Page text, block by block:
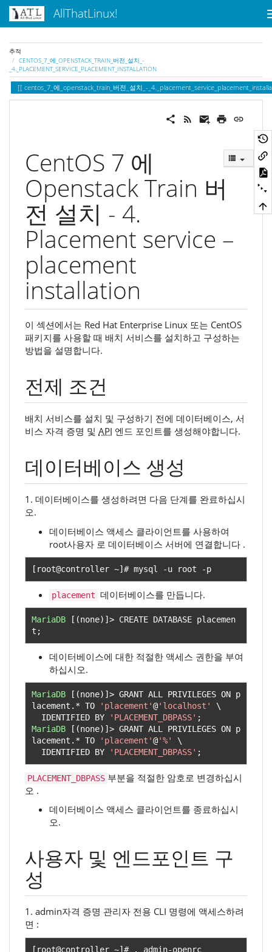
AllThatLinux!
추적
CENTOS_7_에_OPENSTACK_TRAIN_버전_설치_-
_4._PLACEMENT_SERVICE_PLACEMENT_INSTALLATION
centos_7_에_openstack_train_버전_설치_-
CentOS 7 에
Openstack Train 버
전 설치 - 4.
Placement service –
placement
installation
이 섹션에서는 Red Hat Enterprise Linux 또는 CentOS
패키지를 사용할 때 배치 서비스를 설치하고 구성하는
방법을 설명합니다.
전제 조건
배치 서비스를 설치 및 구성하기 전에 데이터베이스, 서
비스 자격 증명 및 API 엔드 포인트를 생성해야합니다.
데이터베이스 생성
1. 데이터베이스를 생성하려면 다음 단계를 완료하십시
오.
데이터베이스 액세스 클라이언트를 사용하여
root사용자 로 데이터베이스 서버에 연결합니다 .
[ root@controller ~]# mysql -u root -p
placement 데이터베이스를 만듭니다.
MariaDB [(none)]> CREATE DATABASE placemen
t ;
데이터베이스에 대한 적절한 액세스 권한을 부여
하십시오.
MariaDB [(none)]> GRANT ALL PRIVILEGES ON p
lacement .* TO 'placement'@'localhost'
\
  IDENTIFIED BY
'PLACEMENT_DBPASS' ;
MariaDB
[(none)]> GRANT ALL PRIVILEGES ON p
lacement .* TO 'placement'@'%'
\
  IDENTIFIED BY
'PLACEMENT_DBPASS' ;
PLACEMENT_DBPASS 부분을 적절한 암호로 변경하십시
오 .
데이터베이스 액세스 클라이언트를 종료하십시
오.
사용자 및 엔드포인트 구
성
1. admin자격 증명 관리자 전용 CLI 명령에 액세스하려
면 :
[ root@controller ~]# . admin-